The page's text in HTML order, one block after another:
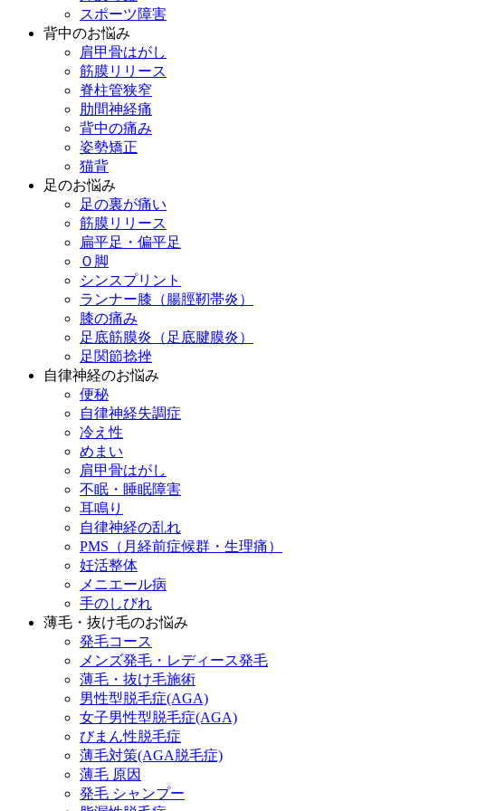
スポーツ障害
背中のお悩み
肩甲骨はがし
筋膜リリース
脊柱管狭窄
肋間神経痛
背中の痛み
姿勢矯正
猫背
足のお悩み
足の裏が痛い
筋膜リリース
扁平足・偏平足
Ｏ脚
シンスプリント
ランナー膝（腸脛靭帯炎）
膝の痛み
足底筋膜炎（足底腱膜炎）
足関節捻挫
自律神経のお悩み
便秘
自律神経失調症
冷え性
めまい
肩甲骨はがし
不眠・睡眠障害
耳鳴り
自律神経の乱れ
PMS（月経前症候群・生理痛）
妊活整体
メニエール病
手のしびれ
薄毛・抜け毛のお悩み
発毛コース
メンズ発毛・レディース発毛
薄毛・抜け毛施術
男性型脱毛症(AGA)
女子男性型脱毛症(AGA)
びまん性脱毛症
薄毛対策(AGA脱毛症)
薄毛 原因
発毛 シャンプー